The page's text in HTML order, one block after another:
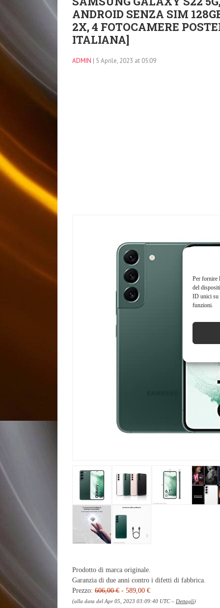
Per fornire
del
ID unici su
funzioni.
ANDROID SENZA SIM
2X, 4 FOTOCAMERE
ITALIANA]
ADMIN | 5 Aprile, 2023 at 05:09
Prodotto di marca originale.
Garanzia di due anni contro i difetti di fabbrica.
Prezzo: 606,00 € - 589,00 €
(alla data del Apr 05, 2023 03:09:40 UTC – Dettagli)